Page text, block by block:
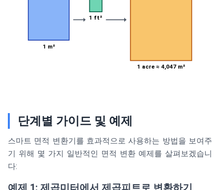
1 m²
1 ft²
1 acre ≈ 4,047 m²
단계별 가이드 및 예제
스마트 면적 변환기를 효과적으로 사용하는 방법을 보여주
기 위해 몇 가지 일반적인 면적 변환 예제를 살펴보겠습니
다:
예제 1: 제곱미터에서 제곱피트로 변환하기